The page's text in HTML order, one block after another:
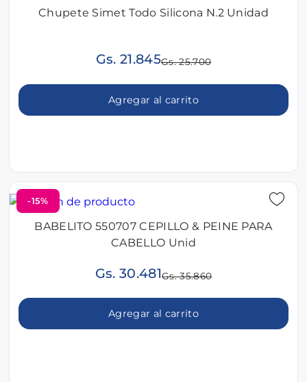
Chupete Simet Todo Silicona N.2 Unidad
Gs. 21.845Gs. 25.700
Agregar al carrito
-15%
BABELITO 550707 CEPILLO & PEINE PARA
CABELLO Unid
Gs. 30.481Gs. 35.860
Agregar al carrito